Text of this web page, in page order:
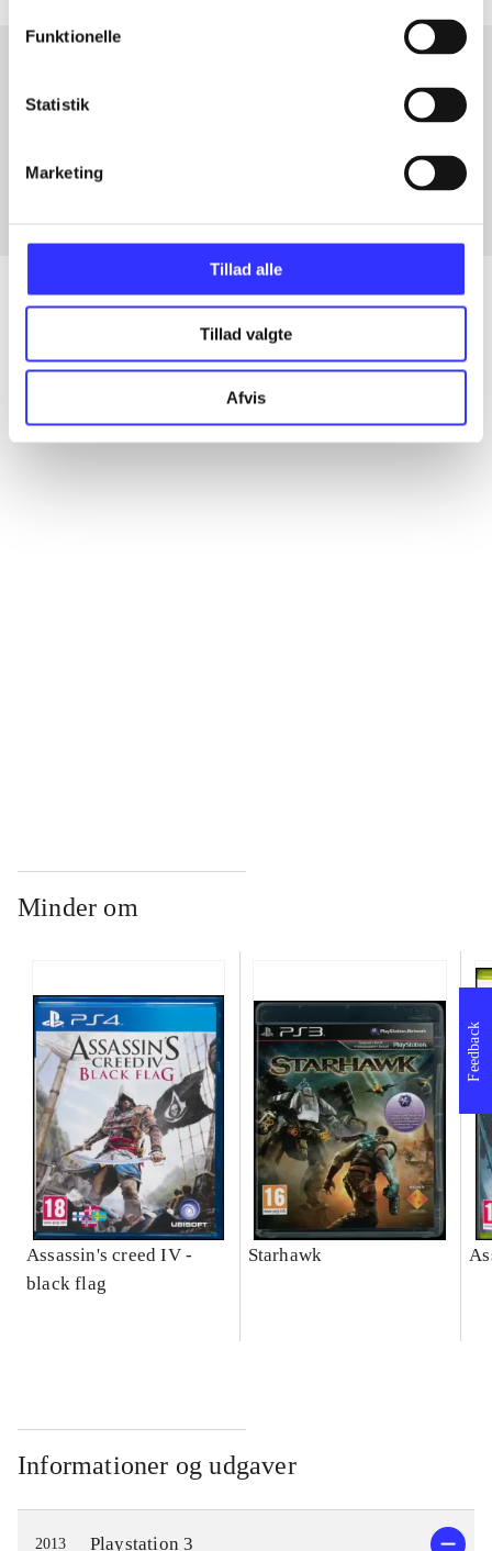
Funktionelle
Statistik
Marketing
Tillad alle
Tillad valgte
Afvis
Artikler med samme emner
Artikler
Alle registrerede artikler fordelt på udgivelser
Minder om
Assassin's creed IV -
black flag
Starhawk
Informationer og udgaver
2013 Playstation 3
Feedback